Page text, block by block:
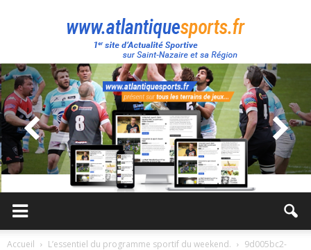
Atlantique
Sport
Accueil L’essentiel du programme sportif du weekend.
9d005bc2-